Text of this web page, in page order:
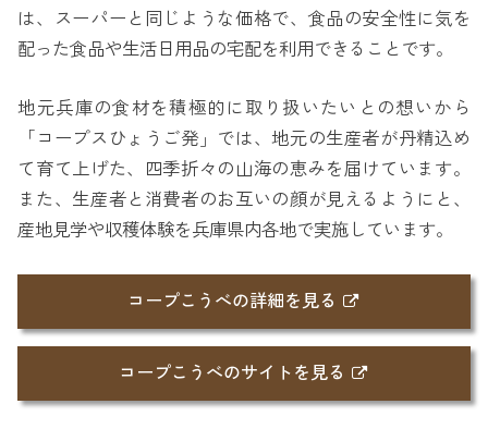
は、スーパーと同じような価格で、食品の安全性に気を
配った食品や生活日用品の宅配を利用できることです。
地元兵庫の食材を積極的に取り扱いたいとの想いから
「コープスひょうご発」では、地元の生産者が丹精込め
て育て上げた、四季折々の山海の恵みを届けています。
また、生産者と消費者のお互いの顔が見えるようにと、
産地見学や収穫体験を兵庫県内各地で実施しています。
コープこうべの詳細を見る
コープこうべのサイトを見る